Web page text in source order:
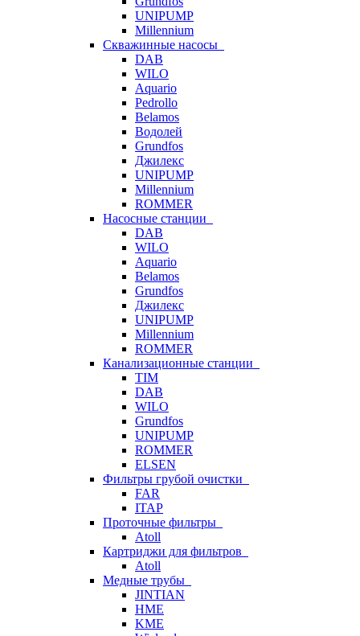
UNIPUMP
Millennium
Скважинные насосы
DAB
WILO
Aquario
Pedrollo
Belamos
Водолей
Grundfos
Джилекс
UNIPUMP
Millennium
ROMMER
Насосные станции
DAB
WILO
Aquario
Belamos
Grundfos
Джилекс
UNIPUMP
Millennium
ROMMER
Канализационные станции
TIM
DAB
WILO
Grundfos
UNIPUMP
ROMMER
ELSEN
Фильтры грубой очистки
FAR
ITAP
Проточные фильтры
Atoll
Картриджи для фильтров
Atoll
Медные трубы
JINTIAN
HME
KME